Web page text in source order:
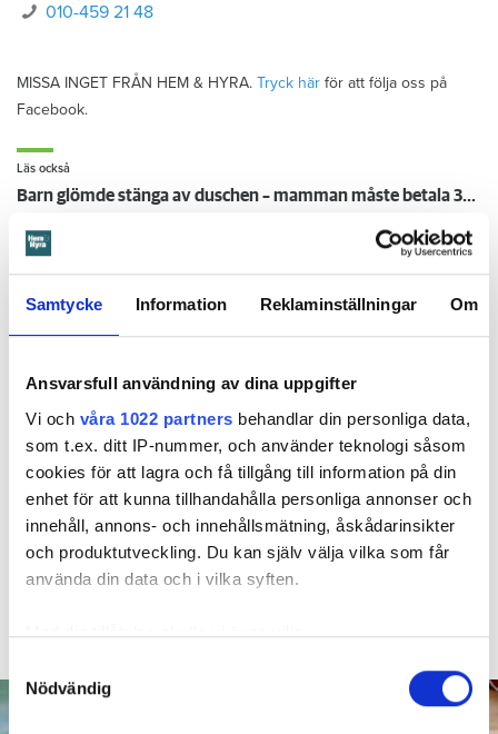
Samtycke Information Reklaminställningar Om
Ansvarsfull användning av dina uppgifter
Vi och våra 1022 partners behandlar din personliga data,
som t.ex. ditt IP-nummer, och använder teknologi såsom
cookies för att lagra och få tillgång till information på din
enhet för att kunna tillhandahålla personliga annonser och
innehåll, annons- och innehållsmätning, åskådarinsikter
och produktutveckling. Du kan själv välja vilka som får
använda din data och i vilka syften.
Med din tillåtelse skulle vi även vilja:
som kan ha en noggrannhet på upp till flera meter
Nödvändig
010-459 21 48
MISSA INGET FRÅN HEM & HYRA. Tryck här för att följa oss på
Facebook.
Läs också
Barn glömde stänga av duschen – mamman måste betala 300 000
Mitthem godkände smutsig lägenhet – två gånger: "För äckligt för att flytta in"
Kopplade tvättmaskin med trädgårdsslang - döms att betala en miljon efter vattenskada
Hilja, 16 månader, skar sig på krossat glas i lägenheten – städmiss från tidigare hyresgäst
Barn glömde stänga av
duschen – mamman måste
betala 300 000
30 JULI KL 08:30
ÖREBRO
Ett barn med särskilda behov går upp en natt och
vrider på vattenkranen i duschen. När mamman vaknar